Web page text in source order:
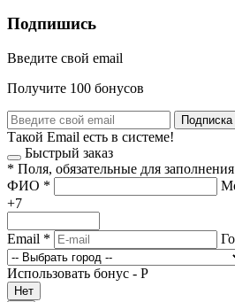
Подпишись
Введите свой email
Получите 100 бонусов
Подписка
Такой Email есть в системе!
Быстрый заказ
* Поля, обязательные для заполнения
ФИО *
+7
Email *
Использовать бонус - Р
Нет